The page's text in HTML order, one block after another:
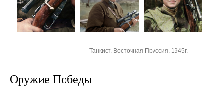
Танкист. Восточная Пруссия. 1945г.
Оружие Победы